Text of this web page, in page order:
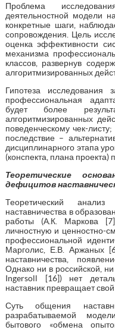
Проблема
деятельностной модели
конкретные шаги,
сопровождения. Цель
оценка эффективности
механизма
классов, развернув
алгоритмизированных
Гипотеза исследования
профессиональная
будет более
алгоритмизированных
поведенческому чек-
последствие –
дисциплинарного этапа
(конспекта, плана проекта)
Теоретические
дефицитов
Теоретический
наставничества в
работы (А.К. Маркова
личностную и ценностно-
профессиональной
Марголис, Е.В. Аржаных
наставничества,
Однако ни в российской,
Ingersoll [16]) нет
наставник превращает
Суть общения
разрабатываемой
бытового «обмена